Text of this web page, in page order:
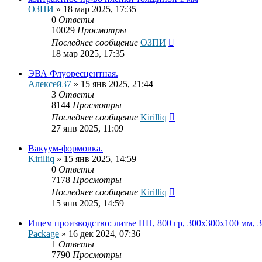
ОЗПИ » 18 мар 2025, 17:35
0 Ответы
10029 Просмотры
Последнее сообщение ОЗПИ
18 мар 2025, 17:35
ЭВА Флуоресцентная.
Алексей37 » 15 янв 2025, 21:44
3 Ответы
8144 Просмотры
Последнее сообщение Kirilliq
27 янв 2025, 11:09
Вакуум-формовка.
Kirilliq » 15 янв 2025, 14:59
0 Ответы
7178 Просмотры
Последнее сообщение Kirilliq
15 янв 2025, 14:59
Ищем производство: литье ПП, 800 гр, 300х300х100 мм,
Package » 16 дек 2024, 07:36
1 Ответы
7790 Просмотры